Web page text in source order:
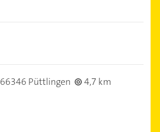
66346 Püttlingen
4,7 km